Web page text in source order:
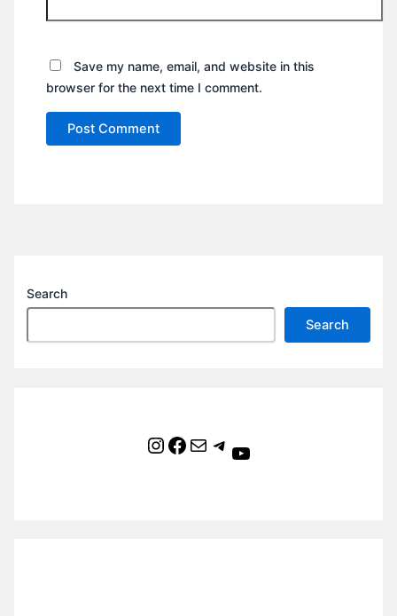
Save my name, email, and website in this
browser for the next time I comment.
Search
Search
Instagram Facebook Mail Telegram YouTube